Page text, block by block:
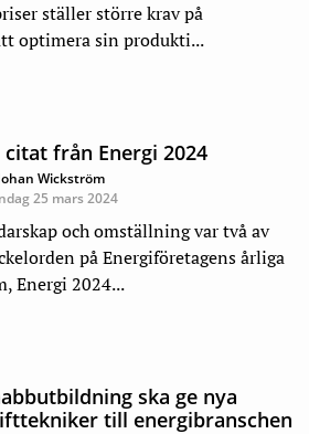
ställer större krav på
optimera sin produkti...
citat från Energi 2024
Wickström
25 mars 2024
och omställning var två av
på Energiföretagens årliga
Energi 2024...
ska ge nya
till energibranschen